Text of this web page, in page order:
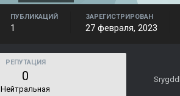
ПУБЛИКАЦИЙ
1
ЗАРЕГИСТРИРОВАН
27 февраля, 2023
РЕПУТАЦИЯ
0
Нейтральная